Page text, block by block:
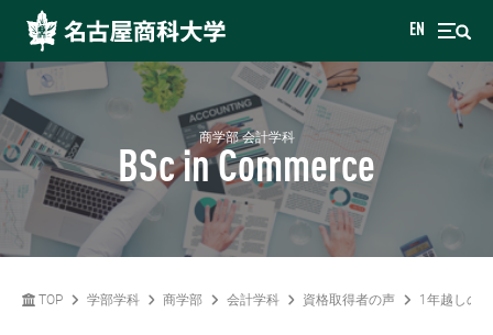
EN
商学部 会計学科
BSc in Commerce
TOP 学部学科 商学部 会計学科 資格取得者の声 1年越しの